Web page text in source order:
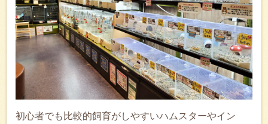
初心者でも比較的飼育がしやすいハムスターやイン